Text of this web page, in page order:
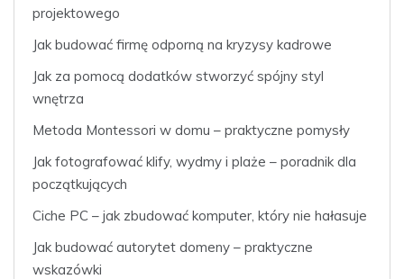
projektowego
Jak budować firmę odporną na kryzysy kadrowe
Jak za pomocą dodatków stworzyć spójny styl
wnętrza
Metoda Montessori w domu – praktyczne pomysły
Jak fotografować klify, wydmy i plaże – poradnik dla
początkujących
Ciche PC – jak zbudować komputer, który nie hałasuje
Jak budować autorytet domeny – praktyczne
wskazówki